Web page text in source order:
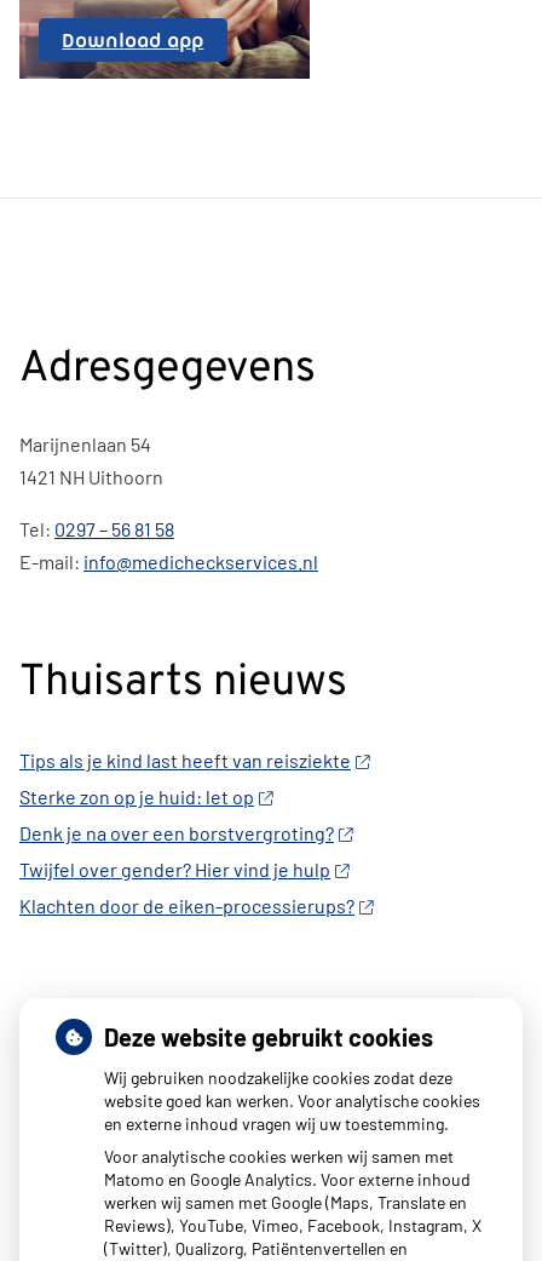
Download appUw
Zorg
Online
Adresgegevens
Marijnenlaan 54
1421 NH Uithoorn
Tel: 0297 – 56 81 58
E-mail: info@medicheckservices.nl
Thuisarts nieuws
Tips als je kind last heeft van reisziekte
Sterke zon op je huid: let op
Denk je na over een borstvergroting?
Twijfel over gender? Hier vind je hulp
Klachten door de eiken-processierups?
Deze website gebruikt cookies
Wij gebruiken noodzakelijke cookies zodat deze
website goed kan werken. Voor analytische cookies
en externe inhoud vragen wij uw toestemming.
Voor analytische cookies werken wij samen met
Matomo en Google Analytics. Voor externe inhoud
werken wij samen met Google (Maps, Translate en
Reviews), YouTube, Vimeo, Facebook, Instagram, X
(Twitter), Qualizorg, Patiëntenvertellen en